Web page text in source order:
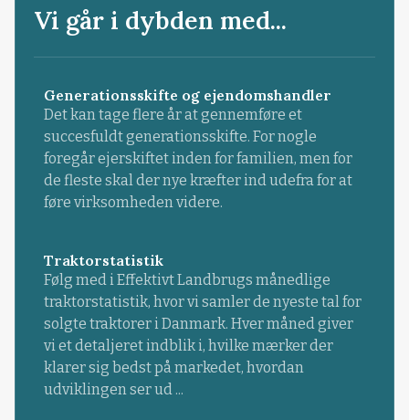
Vi går i dybden med...
Generationsskifte og ejendomshandler
Det kan tage flere år at gennemføre et
succesfuldt generationsskifte. For nogle
foregår ejerskiftet inden for familien, men for
de fleste skal der nye kræfter ind udefra for at
føre virksomheden videre.
Traktorstatistik
Følg med i Effektivt Landbrugs månedlige
traktorstatistik, hvor vi samler de nyeste tal for
solgte traktorer i Danmark. Hver måned giver
vi et detaljeret indblik i, hvilke mærker der
klarer sig bedst på markedet, hvordan
udviklingen ser ud ...